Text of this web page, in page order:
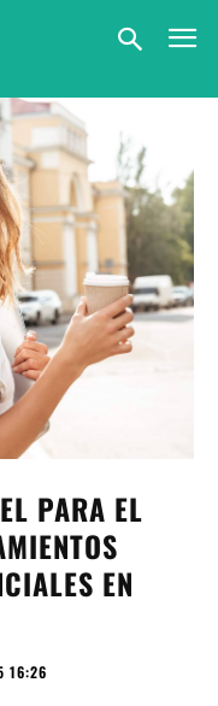
PARA EL
EN
16:26